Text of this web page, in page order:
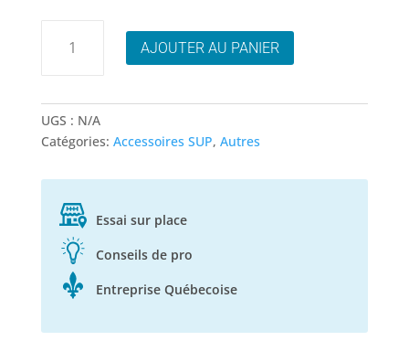
Chair
AJOUTER AU PANIER
UGS : N/A
Catégories: Accessoires SUP, Autres
Essai sur place
Conseils de pro
Entreprise Québecoise